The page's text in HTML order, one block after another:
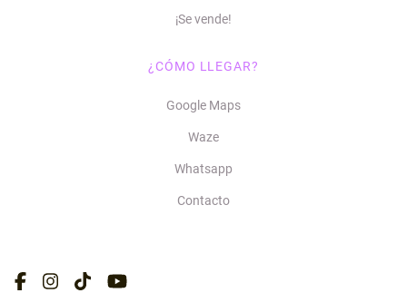
¡Se vende!
¿CÓMO LLEGAR?
Google Maps
Waze
Whatsapp
Contacto